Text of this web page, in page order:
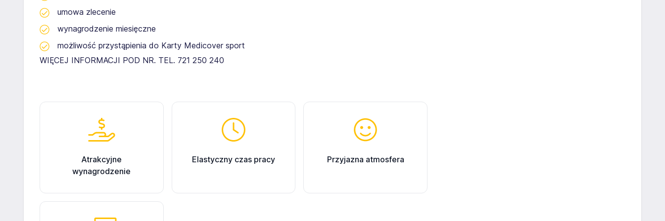
umowa zlecenie
wynagrodzenie miesięczne
możliwość przystąpienia do Karty Medicover sport
WIĘCEJ INFORMACJI POD NR. TEL. 721 250 240
Atrakcyjne
wynagrodzenie
Elastyczny czas pracy Przyjazna atmosfera